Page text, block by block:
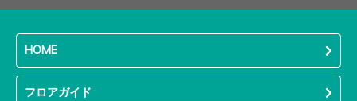
HOME
フロアガイド